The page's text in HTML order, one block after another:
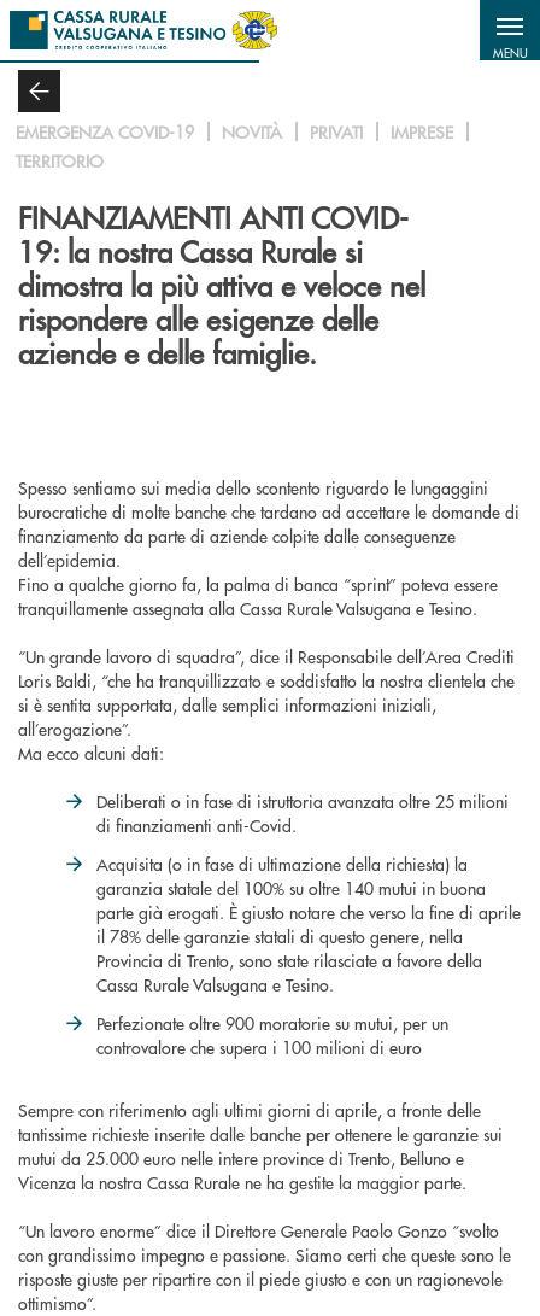
Salta al contenuto principale
MENU
EMERGENZA COVID-19 NOVITÀ PRIVATI
IMPRESE
TERRITORIO
FINANZIAMENTI ANTI COVID-
19: la nostra Cassa Rurale si
dimostra la più attiva e veloce nel
rispondere alle esigenze delle
aziende e delle famiglie.
Spesso sentiamo sui media dello scontento riguardo le lungaggini
burocratiche di molte banche che tardano ad accettare le domande di
finanziamento da parte di aziende colpite dalle conseguenze
dell’epidemia.
Fino a qualche giorno fa, la palma di banca “sprint” poteva essere
tranquillamente assegnata alla Cassa Rurale Valsugana e Tesino.
“Un grande lavoro di squadra”, dice il Responsabile dell’Area Crediti
Loris Baldi, “che ha tranquillizzato e soddisfatto la nostra clientela che
si è sentita supportata, dalle semplici informazioni iniziali,
all’erogazione”.
Ma ecco alcuni dati:
Deliberati o in fase di istruttoria avanzata oltre 25 milioni
di finanziamenti anti-Covid.
Acquisita (o in fase di ultimazione della richiesta) la
garanzia statale del 100% su oltre 140 mutui in buona
parte già erogati. È giusto notare che verso la fine di aprile
il 78% delle garanzie statali di questo genere, nella
Provincia di Trento, sono state rilasciate a favore della
Cassa Rurale Valsugana e Tesino.
Perfezionate oltre 900 moratorie su mutui, per un
controvalore che supera i 100 milioni di euro
Sempre con riferimento agli ultimi giorni di aprile, a fronte delle
tantissime richieste inserite dalle banche per ottenere le garanzie sui
mutui da 25.000 euro nelle intere province di Trento, Belluno e
Vicenza la nostra Cassa Rurale ne ha gestite la maggior parte.
“Un lavoro enorme” dice il Direttore Generale Paolo Gonzo “svolto
con grandissimo impegno e passione. Siamo certi che queste sono le
risposte giuste per ripartire con il piede giusto e con un ragionevole
ottimismo”.